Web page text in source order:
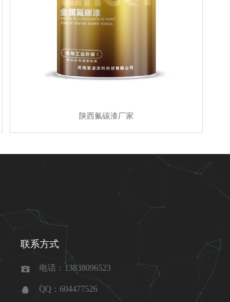
陕西氟碳漆厂家
联系方式
 电话：13838096523
 QQ：604477526